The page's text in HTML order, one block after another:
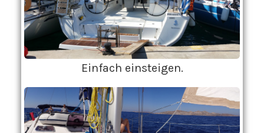
Einfach einsteigen.